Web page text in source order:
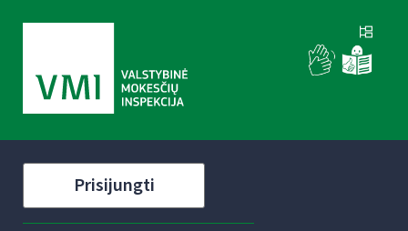
Prisijungti